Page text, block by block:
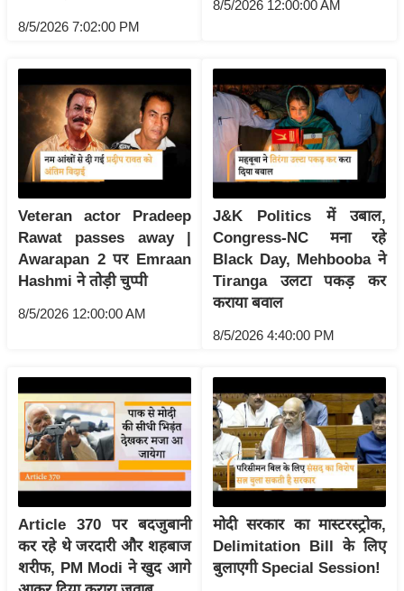
न
ग
त
बॉ
वु
ड
हॉ
ली
वु
ड
फि
मी
क्षा
B
r
e
a
k
i
n
8/5/2026 7:02:00 PM
8/5/2026 12:00:00 AM
Veteran actor Pradeep
Rawat passes away |
Awarapan 2 पर Emraan
Hashmi ने तोड़ी चुप्पी
8/5/2026 12:00:00 AM
J&K Politics में उबाल,
Congress-NC मना रहे
Black Day, Mehbooba ने
Tiranga उलटा पकड़ कर
कराया बवाल
8/5/2026 4:40:00 PM
Article 370 पर बदजुबानी
कर रहे थे जरदारी और शहबाज
शरीफ, PM Modi ने खुद आगे
मोदी सरकार का मास्टरस्ट्रोक,
Delimitation Bill के लिए
बुलाएगी Special Session!